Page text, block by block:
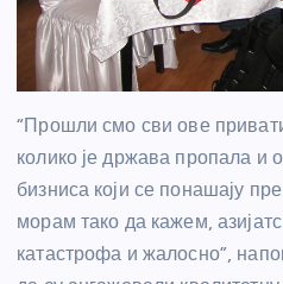
“Прошли смо сви ове
колико је држава пропала и
бизниса који се понашају
морам тако да кажем,
катастрофа и жалосно”,